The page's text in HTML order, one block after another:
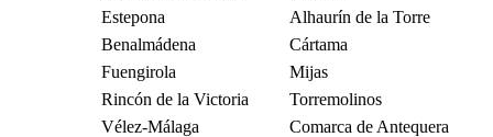
Estepona
Alhaurín de la Torre
Benalmádena
Cártama
Fuengirola
Mijas
Rincón de la Victoria
Torremolinos
Vélez-Málaga
Comarca de Antequera